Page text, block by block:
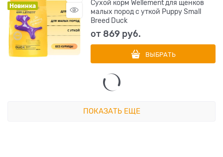
Новинка
Сухой корм Wellement для щенков
малых пород с уткой Puppy Small
Breed Duck
от 869 руб.
ВЫБРАТЬ
ПОКАЗАТЬ ЕЩЕ